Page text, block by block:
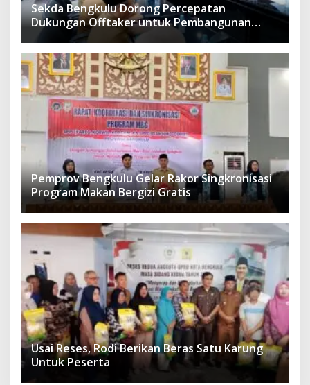
Sekda Bengkulu Dorong Percepatan
Dukungan Offtaker untuk Pembangunan
TPST Regional
Pemprov Bengkulu Gelar Rakor Singkronisasi
Program Makan Bergizi Gratis
Usai Reses, Rodi Berikan Beras Satu Karung
Untuk Peserta